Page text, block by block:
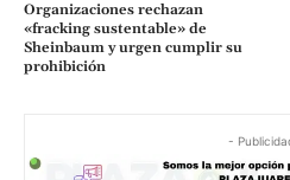
Organizaciones rechazan
«fracking sustentable» de
Sheinbaum y urgen cumplir su
prohibición
-